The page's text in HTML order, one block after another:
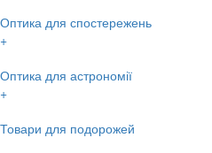
Оптика для спостережень
+
Оптика для астрономії
+
Товари для подорожей